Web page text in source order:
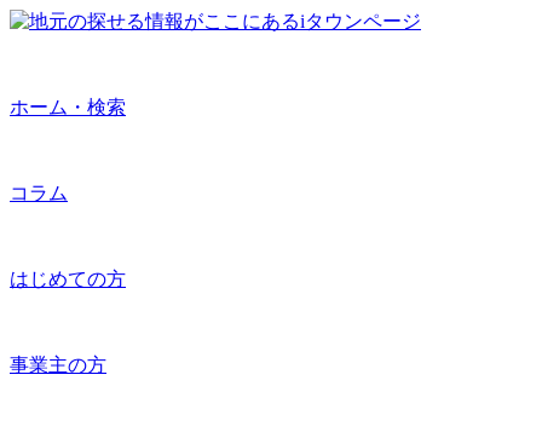
ホーム・検索
コラム
はじめての方
事業主の方